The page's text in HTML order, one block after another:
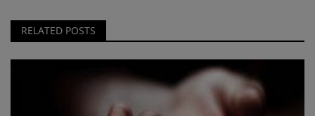
RELATED POSTS